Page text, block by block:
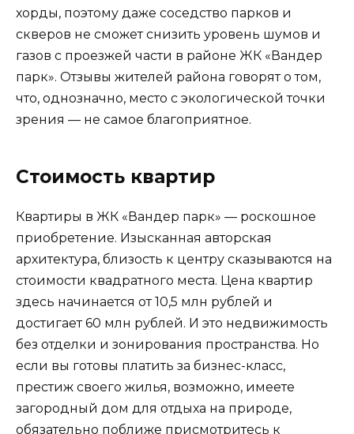
хорды, поэтому даже соседство парков и
скверов не сможет снизить уровень шумов и
газов с проезжей части в районе ЖК «Вандер
парк». Отзывы жителей района говорят о том,
что, однозначно, место с экологической точки
зрения — не самое благоприятное.
Стоимость квартир
Квартиры в ЖК «Вандер парк» — роскошное
приобретение. Изысканная авторская
архитектура, близость к центру сказываются на
стоимости квадратного места. Цена квартир
здесь начинается от 10,5 млн рублей и
достигает 60 млн рублей. И это недвижимость
без отделки и зонирования пространства. Но
если вы готовы платить за бизнес-класс,
престиж своего жилья, возможно, имеете
загородный дом для отдыха на природе,
обязательно поближе присмотритесь к